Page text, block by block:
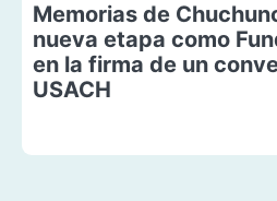
Memorias de
nueva etapa como
en la firma de un
USACH